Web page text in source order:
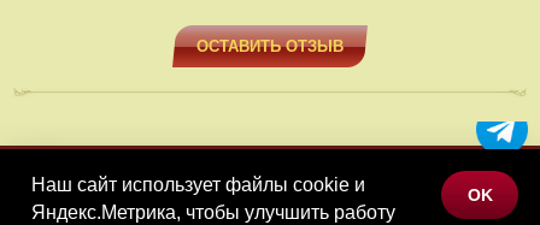
ОСТАВИТЬ ОТЗЫВ
МЕНЮ
Наш сайт использует файлы cookie и
Яндекс.Метрика, чтобы улучшить работу
OK